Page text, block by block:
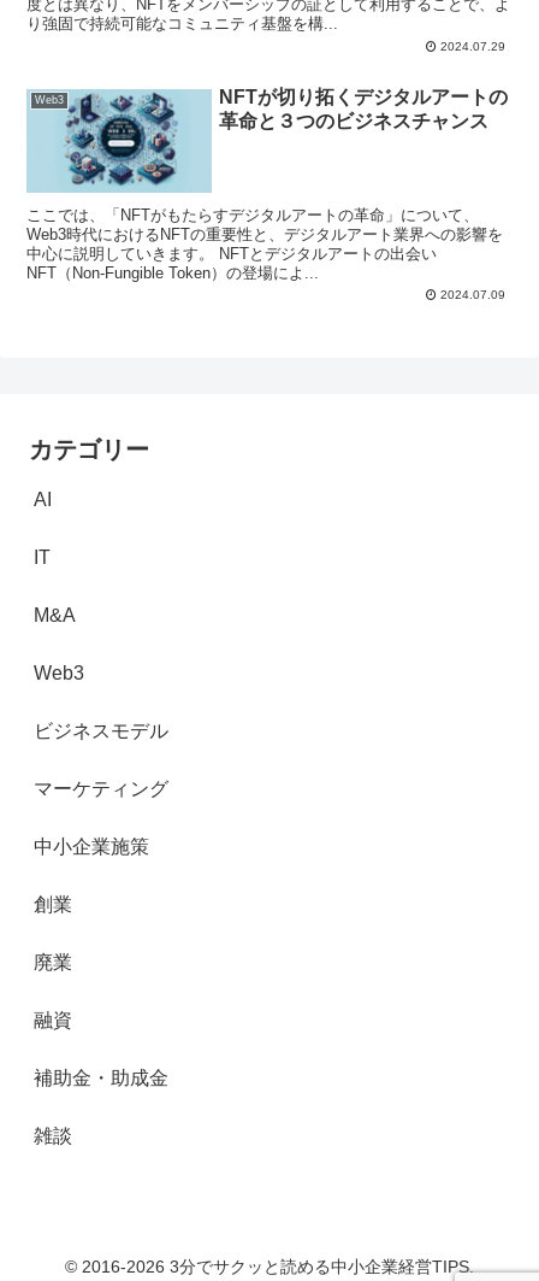
度とは異なり、NFTをメンバーシップの証として利用することで、よ
り強固で持続可能なコミュニティ基盤を構...
2024.07.29
Web3
NFTが切り拓くデジタルアートの
革命と３つのビジネスチャンス
ここでは、「NFTがもたらすデジタルアートの革命」について、
Web3時代におけるNFTの重要性と、デジタルアート業界への影響を
中心に説明していきます。 NFTとデジタルアートの出会い
NFT（Non-Fungible Token）の登場によ...
2024.07.09
カテゴリー
AI
IT
M&A
Web3
ビジネスモデル
マーケティング
中小企業施策
創業
廃業
融資
補助金・助成金
雑談
© 2016-2026 3分でサクッと読める中小企業経営TIPS.